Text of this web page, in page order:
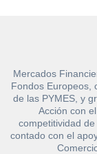
Mercados
Fondos Europeos,
de las PYMES, y
Acción con
competitividad
contado con el